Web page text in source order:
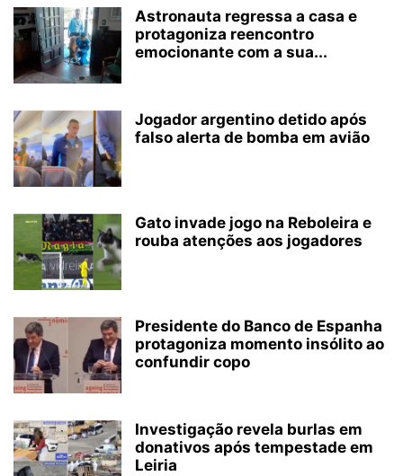
Astronauta regressa a casa e
protagoniza reencontro
emocionante com a sua...
Jogador argentino detido após
falso alerta de bomba em avião
Gato invade jogo na Reboleira e
rouba atenções aos jogadores
Presidente do Banco de Espanha
protagoniza momento insólito ao
confundir copo
Investigação revela burlas em
donativos após tempestade em
Leiria